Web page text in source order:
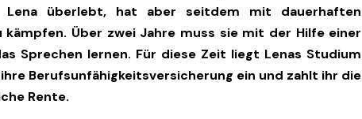
Lena überlebt, hat aber seitdem mit dauerhaften
kämpfen. Über zwei Jahre muss sie mit der Hilfe einer
Sprechen lernen. Für diese Zeit liegt Lenas Studium
Berufsunfähigkeitsversicherung ein und zahlt ihr die
Rente.